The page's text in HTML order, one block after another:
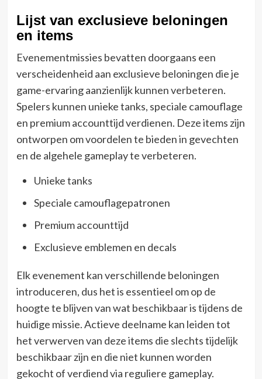
Lijst van exclusieve beloningen
en items
Evenementmissies bevatten doorgaans een
verscheidenheid aan exclusieve beloningen die je
game-ervaring aanzienlijk kunnen verbeteren.
Spelers kunnen unieke tanks, speciale camouflage
en premium accounttijd verdienen. Deze items zijn
ontworpen om voordelen te bieden in gevechten
en de algehele gameplay te verbeteren.
Unieke tanks
Speciale camouflagepatronen
Premium accounttijd
Exclusieve emblemen en decals
Elk evenement kan verschillende beloningen
introduceren, dus het is essentieel om op de
hoogte te blijven van wat beschikbaar is tijdens de
huidige missie. Actieve deelname kan leiden tot
het verwerven van deze items die slechts tijdelijk
beschikbaar zijn en die niet kunnen worden
gekocht of verdiend via reguliere gameplay.